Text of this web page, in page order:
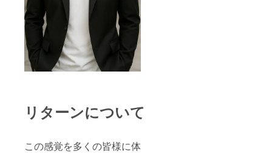
リターンについて
この感覚を多くの皆様に体